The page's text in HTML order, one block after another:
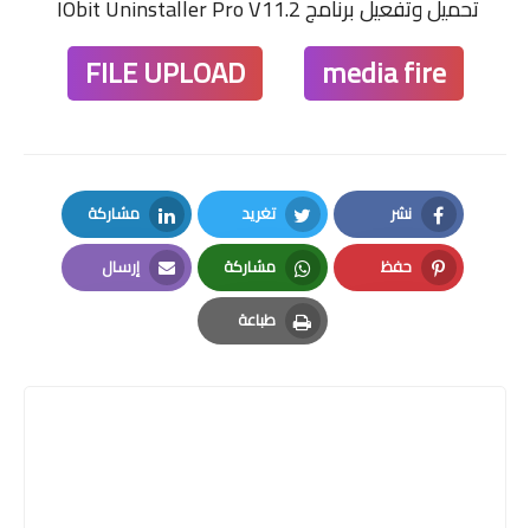
تحميل وتفعيل برنامج IObit Uninstaller Pro V11.2
media fire
FILE UPLOAD
نشر
Facebook
تغريد
Twitter
مشاركة
LinkedIn
حفظ
Pinterest
مشاركة
Whatsapp
إرسال
Email
طباعة
Print